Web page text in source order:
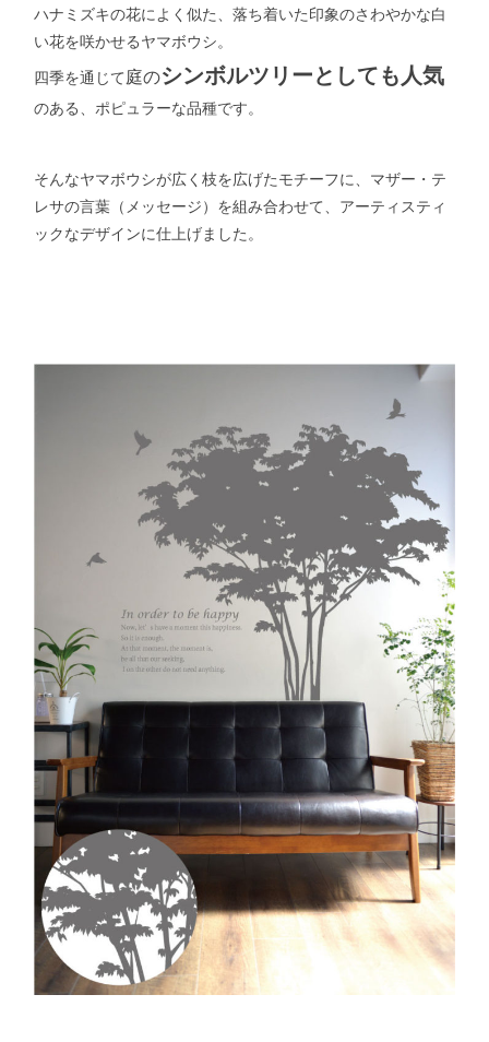
ハナミズキの花によく似た、落ち着いた印象のさわやかな白
い花を咲かせるヤマボウシ。
四季を通じて庭のシンボルツリーとしても人気
のある、ポピュラーな品種です。
そんなヤマボウシが広く枝を広げたモチーフに、マザー・テ
レサの言葉（メッセージ）を組み合わせて、アーティスティ
ックなデザインに仕上げました。